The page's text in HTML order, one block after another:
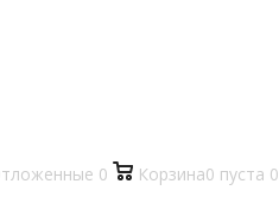
0 Корзина0 пуста 0